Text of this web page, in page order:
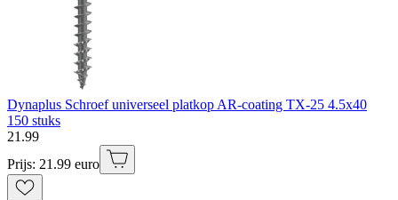
Dynaplus Schroef universeel platkop AR-coating TX-25 4.5x40
150 stuks
21 .99
Prijs: 21.99 euro